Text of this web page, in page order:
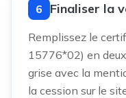
6 Finaliser la
Remplissez le
15776*02) en
grise avec la
la cession sur le